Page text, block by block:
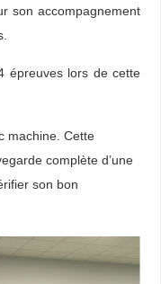
son accompagnement
épreuves lors de cette
machine. Cette
complète d’une
son bon